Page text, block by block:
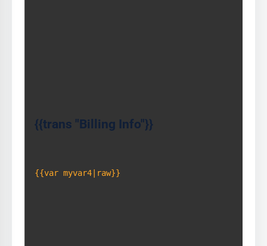
{{trans "Billing Info"}}
{{var myvar4|raw}}